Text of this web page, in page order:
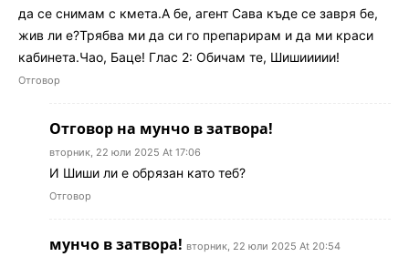
да се снимам с кмета.А бе, агент Сава къде се завря бе,
жив ли е?Трябва ми да си го препарирам и да ми краси
кабинета.Чао, Баце! Глас 2: Обичам те, Шишиииии!
Отговор
Отговор на мунчо в затвора!
вторник, 22 юли 2025 At 17:06
И Шиши ли е обрязан като теб?
Отговор
мунчо в затвора! вторник, 22 юли 2025 At 20:54